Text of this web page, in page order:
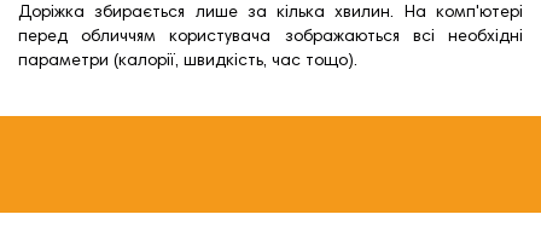
Доріжка збирається лише за кілька хвилин. На комп'ютері
перед обличчям користувача зображаються всі необхідні
параметри (калорії, швидкість, час тощо).